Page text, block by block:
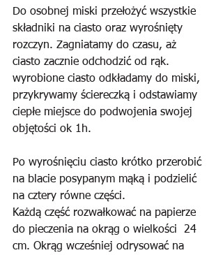
Do osobnej miski przełożyć wszystkie
składniki na ciasto oraz wyrośnięty
rozczyn. Zagniatamy do czasu, aż
ciasto zacznie odchodzić od rąk.
wyrobione ciasto odkładamy do miski,
przykrywamy ściereczką i odstawiamy
ciepłe miejsce do podwojenia swojej
objętości ok 1h.
Po wyrośnięciu ciasto krótko przerobić
na blacie posypanym mąką i podzielić
na cztery równe części.
Każdą część rozwałkować na papierze
do pieczenia na okrąg o wielkości  24
cm. Okrąg wcześniej odrysować na